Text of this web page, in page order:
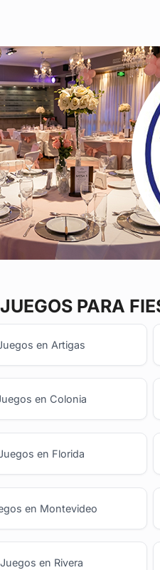
PARA
en Artigas
en Colonia
en Florida
en Montevideo
en Rivera